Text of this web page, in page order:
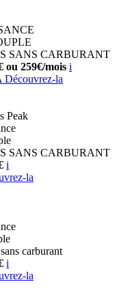
SANS CARBURANT
ou 259€/mois i
Découvrez-la
Peak
SANS CARBURANT
i
la
carburant
i
la